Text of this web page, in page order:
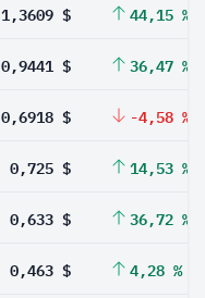
1,3609 $ 44,15 %
0,9441 $ 36,47 %
0,6918 $ -4,58 %
0,725 $ 14,53 %
0,633 $ 36,72 %
0,463 $ 4,28 %